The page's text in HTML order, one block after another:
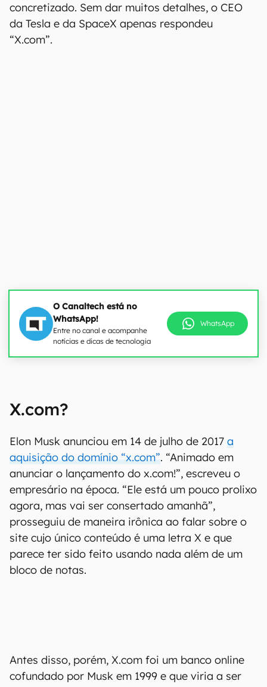
concretizado. Sem dar muitos detalhes, o CEO
da Tesla e da SpaceX apenas respondeu
“X.com”.
O Canaltech está no
WhatsApp!
Entre no canal e acompanhe
notícias e dicas de tecnologia
WhatsApp
X.com?
Elon Musk anunciou em 14 de julho de 2017 a
aquisição do domínio “x.com”. “Animado em
anunciar o lançamento do x.com!”, escreveu o
empresário na época. “Ele está um pouco prolixo
agora, mas vai ser consertado amanhã”,
prosseguiu de maneira irônica ao falar sobre o
site cujo único conteúdo é uma letra X e que
parece ter sido feito usando nada além de um
bloco de notas.
Antes disso, porém, X.com foi um banco online
cofundado por Musk em 1999 e que viria a ser